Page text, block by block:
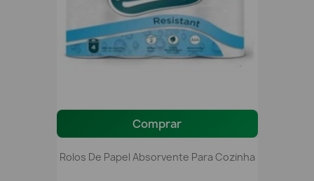
Comprar
Rolos De Papel Absorvente Para Cozinha